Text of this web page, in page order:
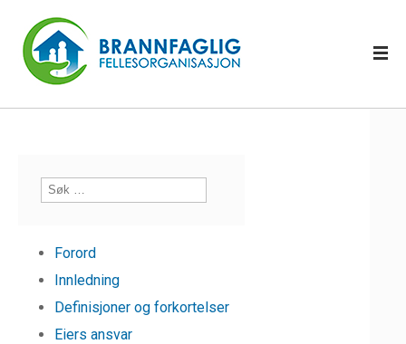
Forord
Innledning
Definisjoner og forkortelser
Eiers ansvar